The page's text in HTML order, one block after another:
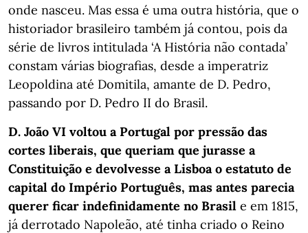
onde nasceu. Mas essa é uma outra história, que o
historiador brasileiro também já contou, pois da
série de livros intitulada ‘A História não contada’
constam várias biografias, desde a imperatriz
Leopoldina até Domitila, amante de D. Pedro,
passando por D. Pedro II do Brasil.
D. João VI voltou a Portugal por pressão das
cortes liberais, que queriam que jurasse a
Constituição e devolvesse a Lisboa o estatuto de
capital do Império Português, mas antes parecia
querer ficar indefinidamente no Brasil e em 1815,
já derrotado Napoleão, até tinha criado o Reino